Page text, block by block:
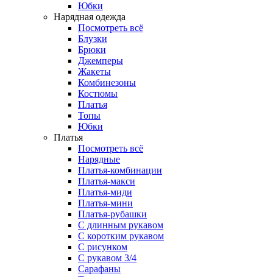
Юбки
Нарядная одежда
Посмотреть всё
Блузки
Брюки
Джемперы
Жакеты
Комбинезоны
Костюмы
Платья
Топы
Юбки
Платья
Посмотреть всё
Нарядные
Платья-комбинации
Платья-макси
Платья-миди
Платья-мини
Платья-рубашки
С длинным рукавом
С коротким рукавом
С рисунком
С рукавом 3/4
Сарафаны